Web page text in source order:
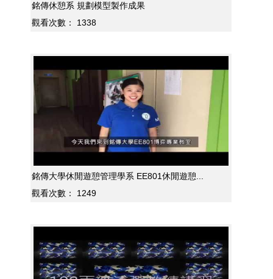
銘傳休憩系 規劃模型製作成果
觀看次數：
1338
銘傳大學休閒遊憩管理學系 EE801休閒遊憩...
觀看次數：
1249